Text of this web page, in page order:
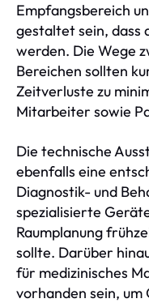
Empfangsbereich
gestaltet sein, dass
werden. Die Wege
Bereichen sollten
Zeitverluste zu
Mitarbeiter sowie
Die technische
ebenfalls eine
Diagnostik- und
spezialisierte
Raumplanung
sollte. Darüber
für medizinisches
vorhanden sein, um